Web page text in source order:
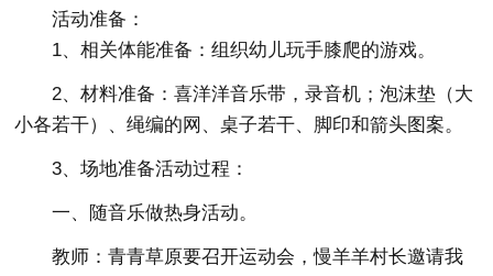
活动准备：
1、相关体能准备：组织幼儿玩手膝爬的游戏。
2、材料准备：喜洋洋音乐带，录音机；泡沫垫（大
小各若干）、绳编的网、桌子若干、脚印和箭头图案。
3、场地准备活动过程：
一、随音乐做热身活动。
教师：青青草原要召开运动会，慢羊羊村长邀请我